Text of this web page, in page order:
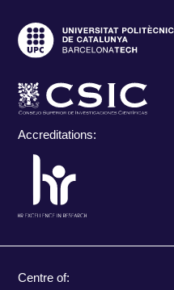
Accreditations:
Centre of: